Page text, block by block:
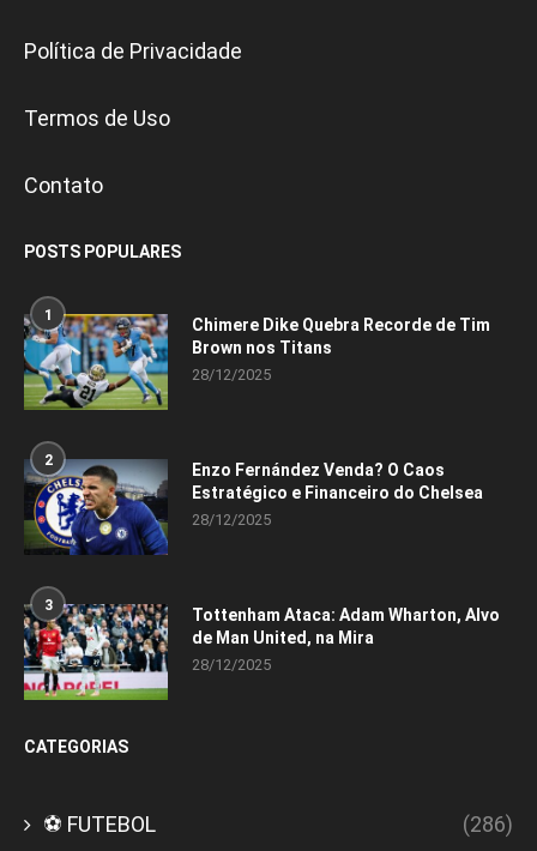
Política de Privacidade
Termos de Uso
Contato
POSTS POPULARES
1
Chimere Dike Quebra Recorde de Tim
Brown nos Titans
28/12/2025
2
Enzo Fernández Venda? O Caos
Estratégico e Financeiro do Chelsea
28/12/2025
3
Tottenham Ataca: Adam Wharton, Alvo
de Man United, na Mira
28/12/2025
CATEGORIAS
⚽ FUTEBOL (286)